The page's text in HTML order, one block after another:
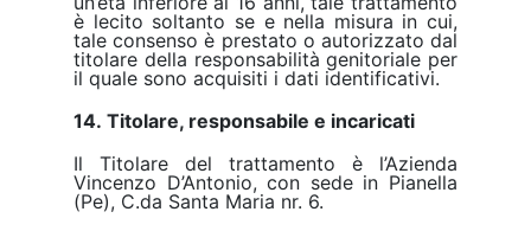
è lecito soltanto se e nella misura in cui,
tale consenso è prestato o autorizzato dal
titolare della responsabilità genitoriale per
il quale sono acquisiti i dati identificativi.
14. Titolare, responsabile e incaricati
Il Titolare del trattamento è l’Azienda
Vincenzo D’Antonio, con sede in Pianella
(Pe), C.da Santa Maria nr. 6.